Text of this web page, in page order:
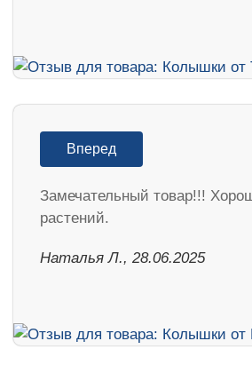
Вперед
Замечательный товар!!!
растений.
Наталья Л., 28.06.2025